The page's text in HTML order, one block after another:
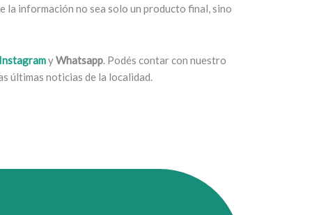
la información no sea solo un producto final, sino
yWhatsapp. Podés contar con nuestro
últimas noticias de la localidad.